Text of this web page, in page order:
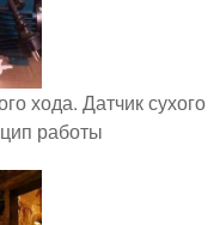
хода. Датчик сухого
работы